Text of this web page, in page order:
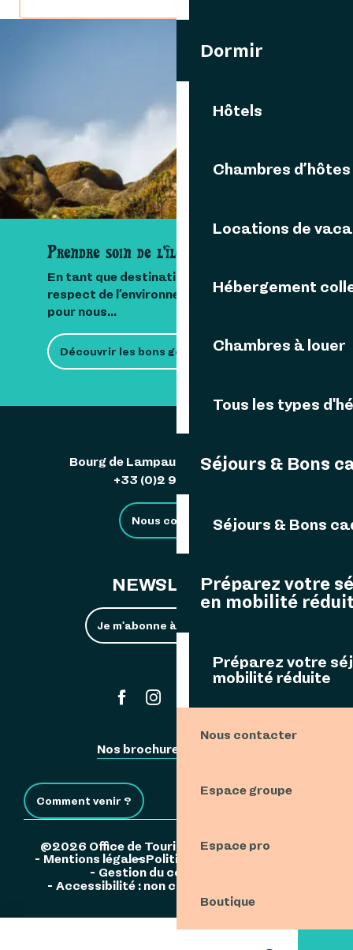
Dormir
Hôtels
Chambres d’hôtes
Locations de
Hébergement
Chambres à louer
Tous les types
Séjours & Bons
Séjours & Bons
Préparez votre
en mobilité
Préparez votre
mobilité réduite
Nous contacter
Espace groupe
Espace pro
Boutique
VOUS AIMEREZ AUSSI
ESPACE PRO
Prendre soin de l'île
En tant que destination insulaire, le
respect de l’environnement est important
pour nous...
Découvrir les bons gestes
Bourg de Lampaul 29242 Ouessant
+33 (0)2 98 48 85 83
Nous contacter
NEWSLETTER
Je m'abonne à la newsletter
Nos brochures
Comment venir ?
©2026 Office de Tourisme de l'Île d'Ouessant
Mentions légalesPolitique de confidentialité
Gestion du consentement
Accessibilité : non conforme